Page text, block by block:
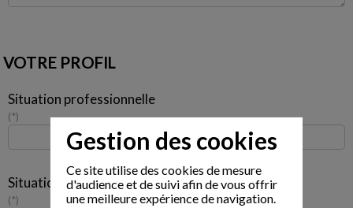
VOTRE PROFIL
Situation professionnelle
*
Situation familiale
*
Gestion des cookies
Ce site utilise des cookies de mesure
d'audience et de suivi afin de vous offrir
une meilleure expérience de navigation.